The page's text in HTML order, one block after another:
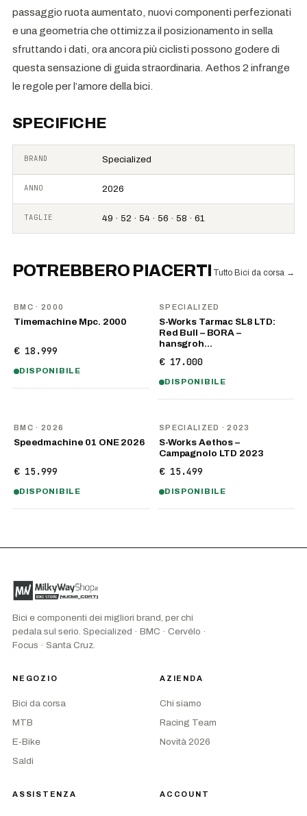
passaggio ruota aumentato, nuovi componenti perfezionati
e una geometria che ottimizza il posizionamento in sella
sfruttando i dati, ora ancora più ciclisti possono godere di
questa sensazione di guida straordinaria. Aethos 2 infrange
le regole per l’amore della bici.
SPECIFICHE
BRAND Specialized
ANNO 2026
TAGLIE 49 · 52 · 54 · 56 · 58 · 61
POTREBBERO PIACERTI Tutto Bici da corsa →
BMC · 2000
Timemachine Mpc. 2000
€ 18.999
DISPONIBILE
SPECIALIZED
S-Works Tarmac SL8 LTD:
Red Bull – BORA –
hansgroh…
€ 17.000
DISPONIBILE
BMC · 2026
Speedmachine 01 ONE 2026
€ 15.999
DISPONIBILE
SPECIALIZED · 2023
S-Works Aethos –
Campagnolo LTD 2023
€ 15.499
DISPONIBILE
Bici e componenti dei migliori brand, per chi
pedala sul serio. Specialized · BMC · Cervélo ·
Focus · Santa Cruz.
NEGOZIO
Bici da corsa
MTB
E-Bike
Saldi
AZIENDA
Chi siamo
Racing Team
Novità 2026
ASSISTENZA ACCOUNT